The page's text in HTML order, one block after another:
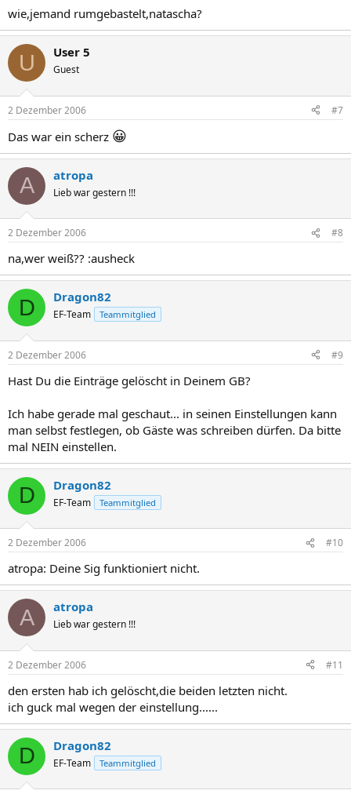
wie,jemand rumgebastelt,natascha?
U User 5
Guest
2 Dezember 2006 #7
Das war ein scherz 😀
A atropa
Lieb war gestern !!!
2 Dezember 2006 #8
na,wer weiß?? :ausheck
D Dragon82
EF-Team Teammitglied
2 Dezember 2006 #9
Hast Du die Einträge gelöscht in Deinem GB?
Ich habe gerade mal geschaut... in seinen Einstellungen kann
man selbst festlegen, ob Gäste was schreiben dürfen. Da bitte
mal NEIN einstellen.
D Dragon82
EF-Team Teammitglied
2 Dezember 2006 #10
atropa: Deine Sig funktioniert nicht.
A atropa
Lieb war gestern !!!
2 Dezember 2006 #11
den ersten hab ich gelöscht,die beiden letzten nicht.
ich guck mal wegen der einstellung......
D Dragon82
EF-Team Teammitglied